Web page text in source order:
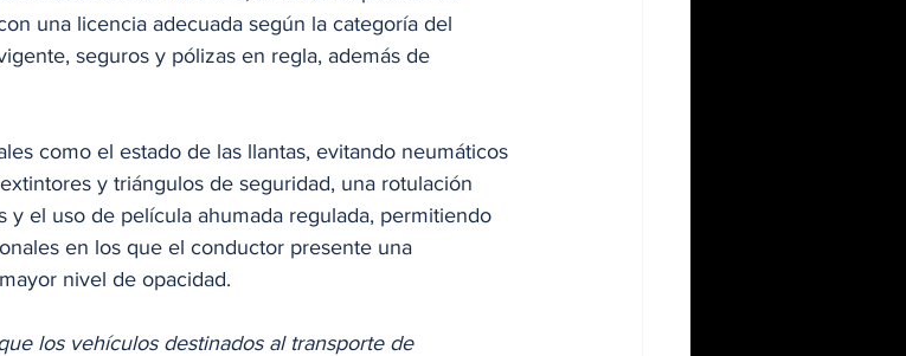
una licencia adecuada según la categoría del
seguros y pólizas en regla, además de
como el estado de las llantas, evitando neumáticos
y triángulos de seguridad, una rotulación
y el uso de película ahumada regulada, permitiendo
en los que el conductor presente una
nivel de opacidad.
los vehículos destinados al transporte de